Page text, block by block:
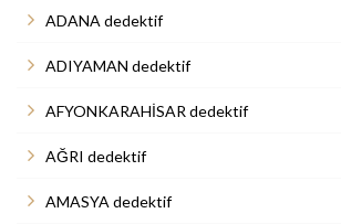
ADANA dedektif
ADIYAMAN dedektif
AFYONKARAHİSAR dedektif
AĞRI dedektif
AMASYA dedektif